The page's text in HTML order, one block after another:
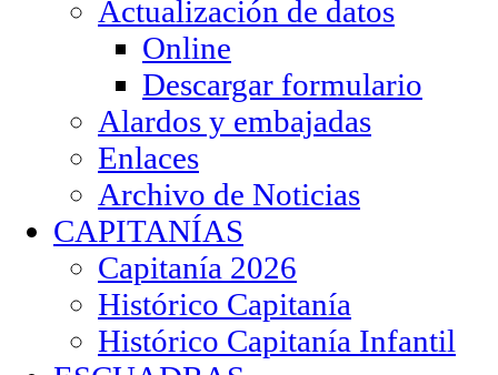
Actualización de datos
Online
Descargar formulario
Alardos y embajadas
Enlaces
Archivo de Noticias
CAPITANÍAS
Capitanía 2026
Histórico Capitanía
Histórico Capitanía Infantil